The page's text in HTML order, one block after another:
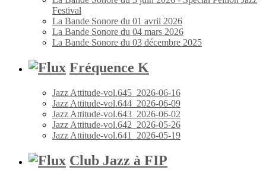
Festival
La Bande Sonore du 01 avril 2026
La Bande Sonore du 04 mars 2026
La Bande Sonore du 03 décembre 2025
Fréquence K
Jazz Attitude-vol.645_2026-06-16
Jazz Attitude-vol.644_2026-06-09
Jazz Attitude-vol.643_2026-06-02
Jazz Attitude-vol.642_2026-05-26
Jazz Attitude-vol.641_2026-05-19
Club Jazz à FIP